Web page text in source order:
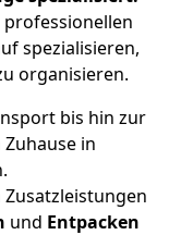
spezialisieren,
organisieren.
bis hin zur
in
und Entpacken